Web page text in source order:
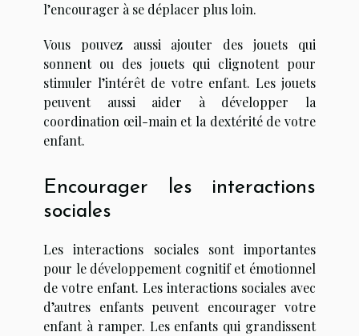
l’encourager à se déplacer plus loin.
Vous pouvez aussi ajouter des jouets qui
sonnent ou des jouets qui clignotent pour
stimuler l’intérêt de votre enfant. Les jouets
peuvent aussi aider à développer la
coordination œil-main et la dextérité de votre
enfant.
Encourager les interactions
sociales
Les interactions sociales sont importantes
pour le développement cognitif et émotionnel
de votre enfant. Les interactions sociales avec
d’autres enfants peuvent encourager votre
enfant à ramper. Les enfants qui grandissent